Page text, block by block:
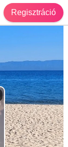
Regisztráció